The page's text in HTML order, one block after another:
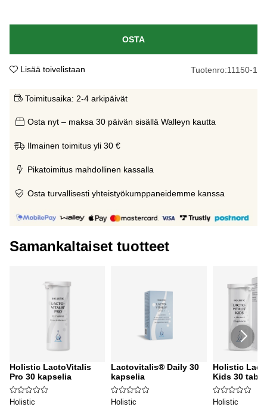
OSTA
Lisää toivelistaan Tuotenro:11150-1
Toimitusaika: 2-4 arkipäivät
Osta nyt – maksa 30 päivän sisällä Walleyn kautta
Ilmainen toimitus yli 30 €
Pikatoimitus mahdollinen kassalla
Osta turvallisesti yhteistyökumppaneidemme kanssa
Samankaltaiset tuotteet
Holistic LactoVitalis
Pro 30 kapselia
Holistic
Lactovitalis® Daily 30
kapselia
Holistic
Holistic
Kids 30 tabl.
Holistic